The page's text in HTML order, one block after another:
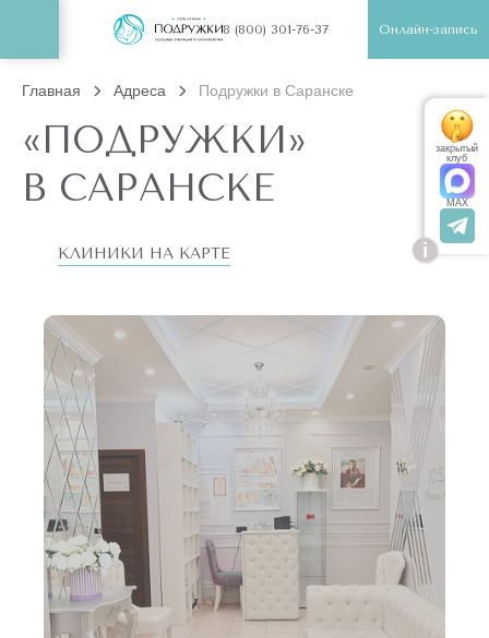
8 (800) 301-76-37 Онлайн-запись
Главная Адреса Подружки в Саранске
«ПОДРУЖКИ»
В САРАНСКЕ
КЛИНИКИ НА КАРТЕ i
закрытый
клуб
MAX